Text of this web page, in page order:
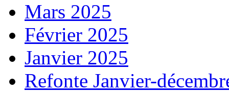
Mars 2025
Février 2025
Janvier 2025
Refonte Janvier-